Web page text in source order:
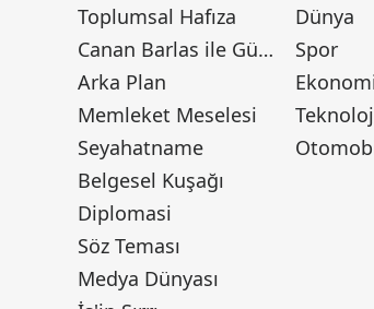
Toplumsal Hafıza
Canan Barlas ile Gündem
Arka Plan
Memleket Meselesi
Seyahatname
Belgesel Kuşağı
Diplomasi
Söz Teması
Medya Dünyası
Dünya
Spor